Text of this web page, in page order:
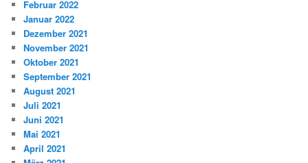
Februar 2022
Januar 2022
Dezember 2021
November 2021
Oktober 2021
September 2021
August 2021
Juli 2021
Juni 2021
Mai 2021
April 2021